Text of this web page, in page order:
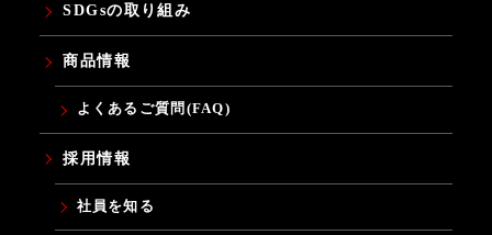
SDGsの取り組み
商品情報
よくあるご質問(FAQ)
採用情報
社員を知る